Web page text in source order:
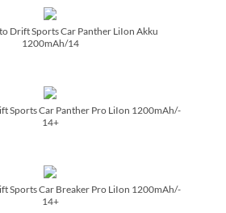
Drift Sports Car Panther LiIon Akku
1200mAh/­14
Sports Car Panther Pro LiIon 1200mAh/­
14+
Sports Car Breaker Pro LiIon 1200mAh/­
14+